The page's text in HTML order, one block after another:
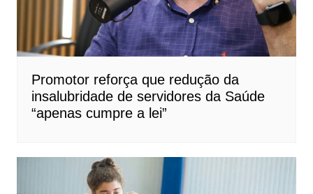
Promotor reforça que redução da
insalubridade de servidores da Saúde
“apenas cumpre a lei”